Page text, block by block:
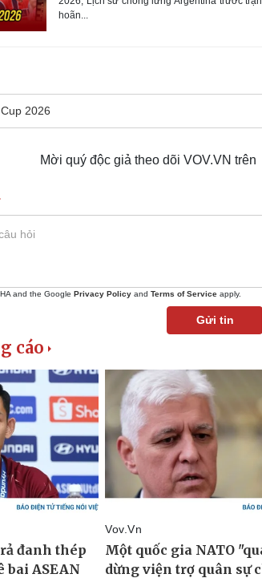
hoãn...
2026
Mời quý độc giả theo dõi VOV.VN trên
and the Google Privacy Policy and Terms of Service apply.
Gửi tin